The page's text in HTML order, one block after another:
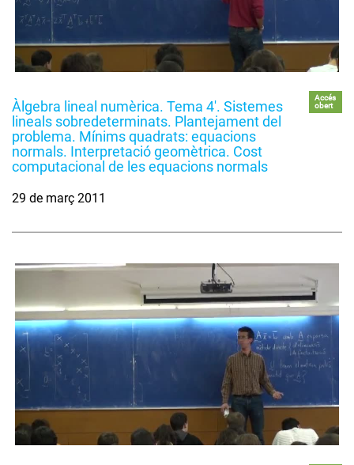
Àlgebra lineal numèrica. Tema 4'. Sistemes
lineals sobredeterminats. Plantejament del
problema. Mínims quadrats: equacions
normals. Interpretació geomètrica. Cost
computacional de les equacions normals
Accés
obert
29 de març 2011